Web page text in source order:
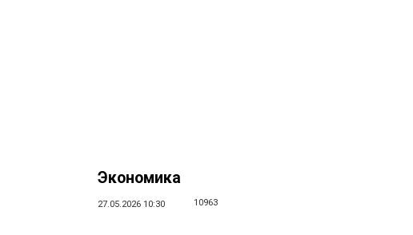
Экономика
27.05.2026 10:30 10963